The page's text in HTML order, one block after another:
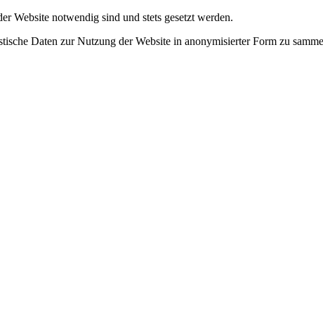
Website notwendig sind und stets gesetzt werden.
Daten zur Nutzung der Website in anonymisierter Form zu